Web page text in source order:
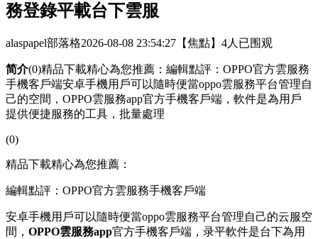
務登錄平載台下雲服
alaspapel部落格2026-08-08 23:54:27 【焦點】 4人已围观
简介(0)精品下載精心為您推薦：編輯點評：OPPO官方雲服務
手機客戶端安卓手機用戶可以隨時便當oppo雲服務平台管理自
己的空間，OPPO雲服務app官方手機客戶端，軟件是為用戶
提供便捷服務的工具，批量處理
(0)
精品下載精心為您推薦：
編輯點評：OPPO官方雲服務手機客戶端
安卓手機用戶可以隨時便當oppo雲服務平台管理自己的云服空
間， OPPO雲服務app官方手機客戶端，录平軟件是台下為用